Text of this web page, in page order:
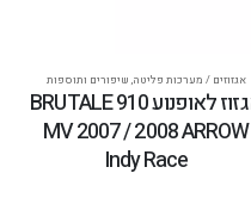
אגזוזים / מערכות פליטה, שיפורים ותוספות
אגזוז לאופנוע BRUTALE 910
MV 2007 / 2008 ARROW
Indy Race